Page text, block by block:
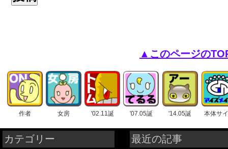
▲このページの
作者 女房 '02.11誕 '07.05誕 '14.05誕 本体サ
カテゴリー
最近の記事